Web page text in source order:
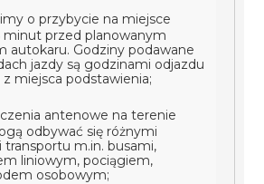
o przybycie na miejsce
minut przed planowanym
autokaru. Godziny podawane
jazdy są godzinami odjazdu
miejsca podstawienia;
antenowe na terenie
odbywać się różnymi
transportu m.in. busami,
liniowym, pociągiem,
osobowym;